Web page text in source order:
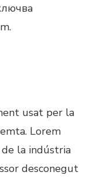
usat per la
Lorem
la indústria
desconegut